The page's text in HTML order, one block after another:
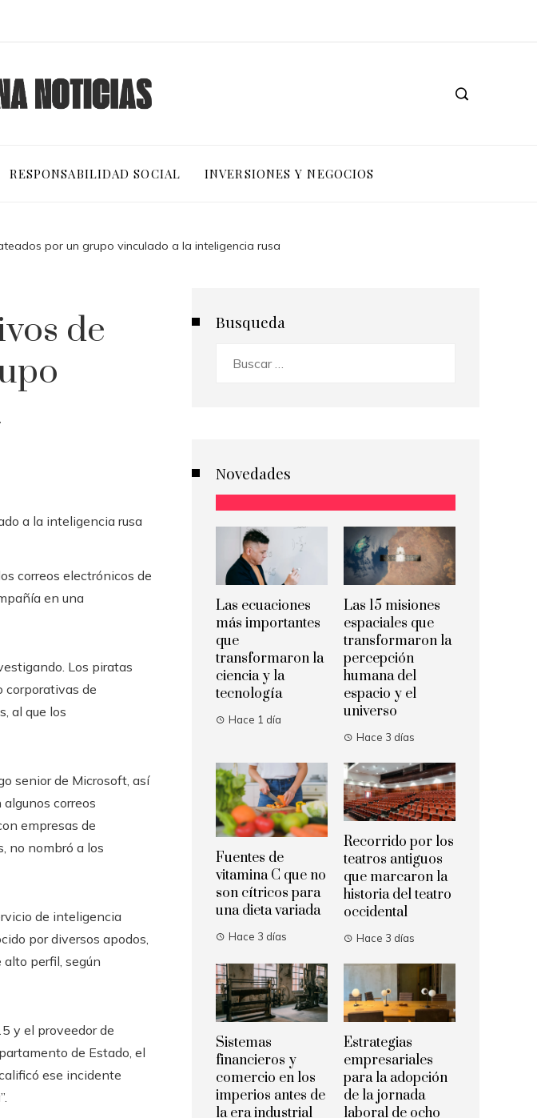
RESPONSABILIDAD SOCIAL INVERSIONES Y NEGOCIOS
por un grupo vinculado a la inteligencia rusa
de
correos electrónicos de
en una
Los piratas
corporativas de
al que los
senior de Microsoft, así
correos
empresas de
no nombró a los
de inteligencia
por diversos apodos,
perfil, según
y el proveedor de
de Estado, el
ese incidente
Busqueda
Novedades
Las ecuaciones
más importantes
que
transformaron la
ciencia y la
tecnología
Hace 1 día
Las 15 misiones
espaciales que
transformaron la
percepción
humana del
espacio y el
universo
Hace 3 días
Fuentes de
vitamina C que no
son cítricos para
una dieta variada
Hace 3 días
Recorrido por los
teatros antiguos
que marcaron la
historia del teatro
occidental
Hace 3 días
Sistemas
financieros y
comercio en los
imperios antes de
la era industrial
Estrategias
empresariales
para la adopción
de la jornada
laboral de ocho